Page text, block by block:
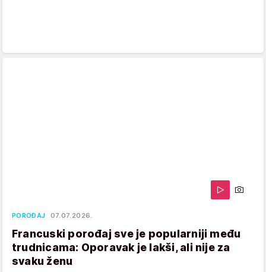
POROĐAJ 07.07.2026.
Francuski porođaj sve je popularniji među
trudnicama: Oporavak je lakši, ali nije za
svaku ženu